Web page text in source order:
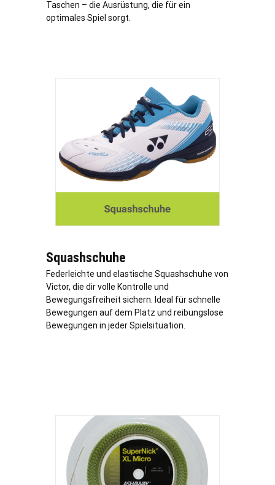
Taschen – die Ausrüstung, die für ein
optimales Spiel sorgt.
Squashschuhe
Federleichte und elastische Squashschuhe von
Victor, die dir volle Kontrolle und
Bewegungsfreiheit sichern. Ideal für schnelle
Bewegungen auf dem Platz und reibungslose
Bewegungen in jeder Spielsituation.